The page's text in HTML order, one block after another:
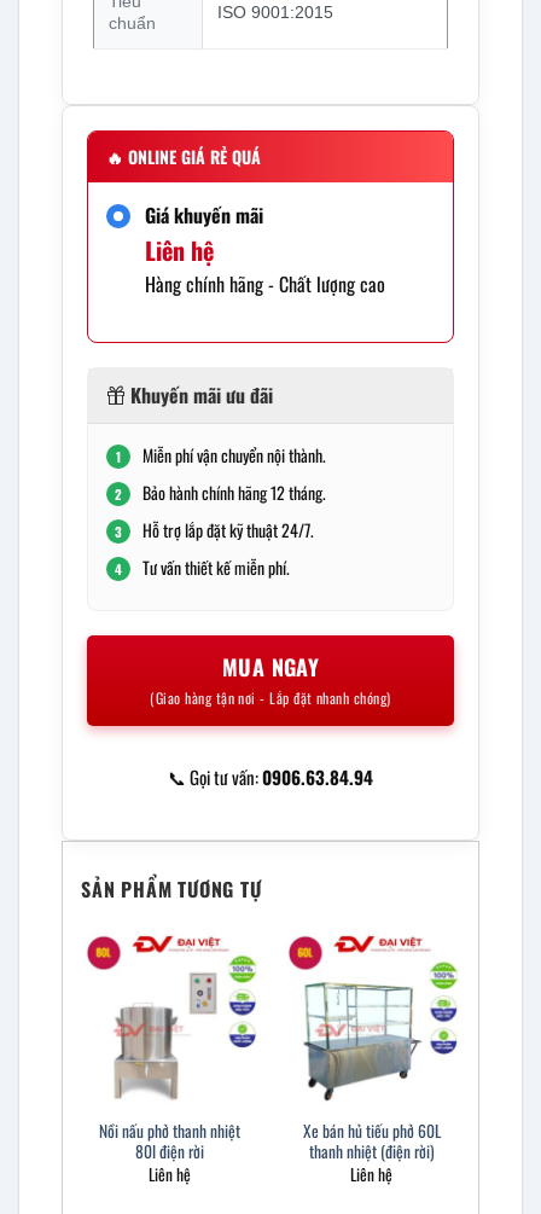
chuẩn
ISO 9001:2015
🔥 ONLINE GIÁ RẺ QUÁ
Giá khuyến mãi
Liên hệ
Hàng chính hãng - Chất lượng cao
Khuyến mãi ưu đãi
1 Miễn phí vận chuyển nội thành.
2 Bảo hành chính hãng 12 tháng.
3 Hỗ trợ lắp đặt kỹ thuật 24/7.
4 Tư vấn thiết kế miễn phí.
MUA NGAY
(Giao hàng tận nơi - Lắp đặt nhanh chóng)
📞 Gọi tư vấn:0906.63.84.94
SẢN PHẨM TƯƠNG TỰ
Nồi nấu phở thanh nhiệt
80l điện rời
Liên hệ
Xe bán hủ tiếu phở 60L
thanh nhiệt (điện rời)
Liên hệ